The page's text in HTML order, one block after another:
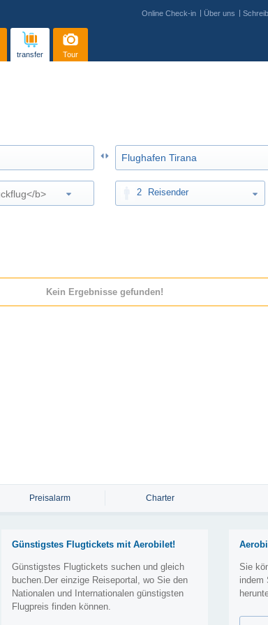
Online Check-in Über uns
transfer Tour
2 Reisender
Kein Ergebnisse gefunden!
Preisalarm Charter
Günstigstes Flugtickets mit Aerobilet!
Günstigstes Flugtickets suchen und gleich
buchen.Der einzige Reiseportal, wo Sie den
Nationalen und Internationalen günstigsten
Flugpreis finden können.
Sie
indem